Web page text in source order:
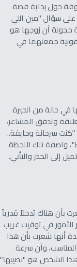
حول بداية قصة
على سؤال "مين اللي
خجولة أن زوجها هو
جمعتهما في
في حالة من الحيرة
وتدفق المشاعر،
"كنت سرحانة وخايفة..
واصفة تلك اللحظة
إلى الحذر والتأني.
بأن هناك تدخلاً قدرياً
في توقيت غريب
أنها شعرت بأن هذا
المناسب، وأن سرعة
هذا الشخص هو "نصيبها"